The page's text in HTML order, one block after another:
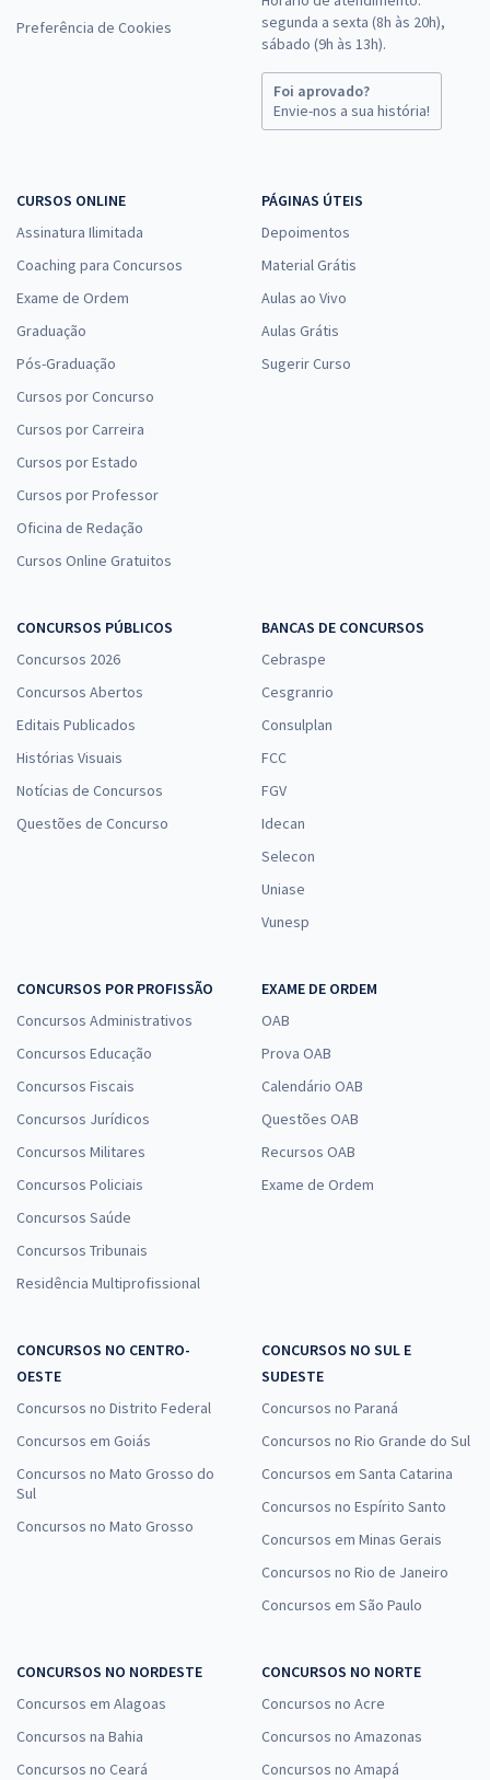
Preferência de Cookies
segunda a sexta (8h às 20h),
sábado (9h às 13h).
Foi aprovado?
Envie-nos a sua história!
CURSOS ONLINE
Assinatura Ilimitada
Coaching para Concursos
Exame de Ordem
Graduação
Pós-Graduação
Cursos por Concurso
Cursos por Carreira
Cursos por Estado
Cursos por Professor
Oficina de Redação
Cursos Online Gratuitos
PÁGINAS ÚTEIS
Depoimentos
Material Grátis
Aulas ao Vivo
Aulas Grátis
Sugerir Curso
CONCURSOS PÚBLICOS
Concursos 2026
Concursos Abertos
Editais Publicados
Histórias Visuais
Notícias de Concursos
Questões de Concurso
BANCAS DE CONCURSOS
Cebraspe
Cesgranrio
Consulplan
FCC
FGV
Idecan
Selecon
Uniase
Vunesp
CONCURSOS POR PROFISSÃO
Concursos Administrativos
Concursos Educação
Concursos Fiscais
Concursos Jurídicos
Concursos Militares
Concursos Policiais
Concursos Saúde
Concursos Tribunais
Residência Multiprofissional
EXAME DE ORDEM
OAB
Prova OAB
Calendário OAB
Questões OAB
Recursos OAB
Exame de Ordem
CONCURSOS NO CENTRO-
OESTE
Concursos no Distrito Federal
Concursos em Goiás
Concursos no Mato Grosso do
Sul
Concursos no Mato Grosso
CONCURSOS NO SUL E
SUDESTE
Concursos no Paraná
Concursos no Rio Grande do Sul
Concursos em Santa Catarina
Concursos no Espírito Santo
Concursos em Minas Gerais
Concursos no Rio de Janeiro
Concursos em São Paulo
CONCURSOS NO NORDESTE
Concursos em Alagoas
Concursos na Bahia
Concursos no Ceará
CONCURSOS NO NORTE
Concursos no Acre
Concursos no Amazonas
Concursos no Amapá